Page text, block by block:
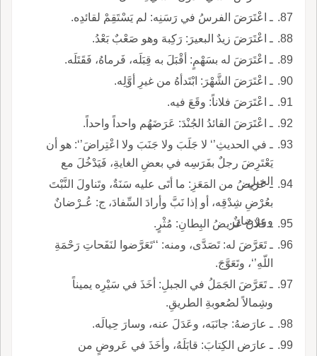
ـ اعْتَرَضَ الفرسُ في رَسَنِه: لم يَسْتَقِمْ لقائدِه.
ـ اعْتَرَضَ زيدٌ البعيرَ: رَكِبهَ وهو صَعْبٌ بَعْدُ.
ـ اعْتَرَضَ له بسَهْمٍ: أقْبَلَ به قِبَلَه، فَرماهُ، فَقَتَلَه.
ـ اعْتَرَضَ الشَّهْرَ: ابْتَدأهُ من غيرِ أوَّلِه.
ـ اعْتَرَضَ فلاناً: وقَعَ فيه.
ـ اعْتَرَضَ القائدُ الجُنْدَ: عَرَضَهُم واحداً واحداً.
ـ في الحديثِ’‘ لا جَلَبَ ولا جَنَبَ ولا اعْتِراضَ’‘: هو أن
يَعْتَرِضَ رجلٌ بفَرَسِه في بعضِ الغايةِ، فَيَدْخُلَ مع
الخيلِ.
ـ عريضُ من المَعَزِ: ما أتَى عليه سَنَةٌ، وتَناولَ النَّبْتَ
بعُرْضِ شِدْقِه، أو إذا نَبَّ وأرادَ السِّفادَ، ج: عُـرْضانٌ
وعِرْضانٌ.
ـ فلانٌ عَريضُ البِطانِ: مُثْرٍ.
ـ تَعَرَّضَ له: تَصَدَّى، ومنه: ‘‘تَعَرَّضوا لنَفَحاتِ رَحْمَةِ
اللّهِ’‘، وتَعَوَّجَ.
ـ تَعَرَّضَ الجَمَلُ في الجبلِ: أخَذَ في سَيْرِه يميناً
وشِمالاً لصُعوبةِ الطريقِ.
ـ عارَضهُ: جانَبَه، وعَدَلَ عنه، وسارَ حِيالَه.
ـ عارَض الكِتابَ: قابَلَهُ، وأخَذَ في عَروضٍ من